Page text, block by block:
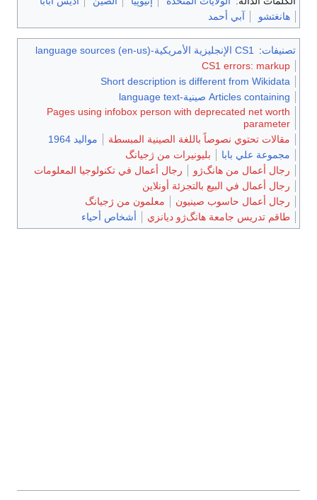
هانغتشو
آبي أحمد
تصنيفات:
CS1 الإنجليزية الأمريكية-language sources (en-us)
CS1 errors: markup
Short description is different from Wikidata
Articles containing صينية-language text
Pages using infobox person with deprecated net worth
parameter
مقالات تحتوي نصوصاً باللغة الصينية المبسطة
مواليد 1964
مجموعة علي بابا
بليونيرات من ژجيانگ
رجال أعمال من هانگ‌ژو
رجال أعمال في تكنولوجيا المعلومات
رجال أعمال في البيع بالتجزئة أونلاين
رجال أعمال حاسوب صينيون
معلمون من ژجيانگ
طاقم تدريس جامعة هانگ‌ژو ديانزي
أشخاص أحياء